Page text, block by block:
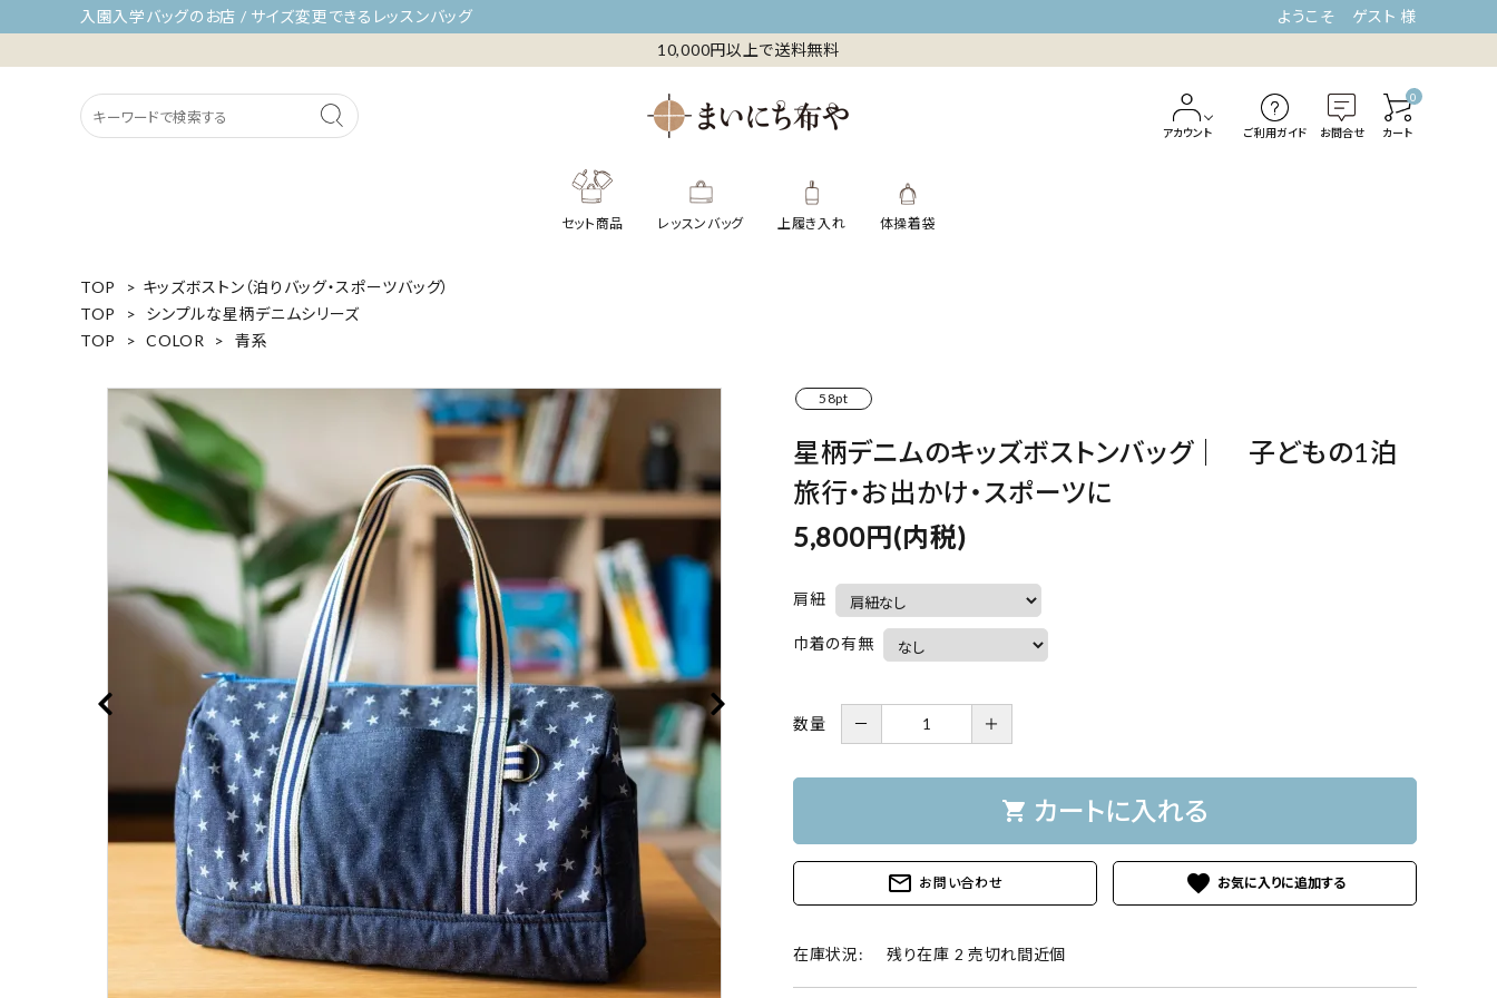
入園入学バッグのお店 / サイズ変更できるレッスンバッグ
ようこそ ゲスト 様
10,000円以上で送料無料
アカウント ご利用ガイド お問合せ
0
カート
セット商品 レッスンバッグ 上履き入れ 体操着袋
TOP > キッズボストン（泊りバッグ・スポーツバッグ）
TOP
>
シンプルな星柄デニムシリーズ
TOP
> COLOR > 青系
58pt
星柄デニムのキッズボストンバッグ｜ 子どもの1泊
旅行・お出かけ・スポーツに
5,800円(内税)
肩紐
巾着の有無
数量 － ＋
shopping_cart カートに入れる
mail_outline お問い合わせ favorite
在庫状況: 残り在庫 2 売切れ間近個